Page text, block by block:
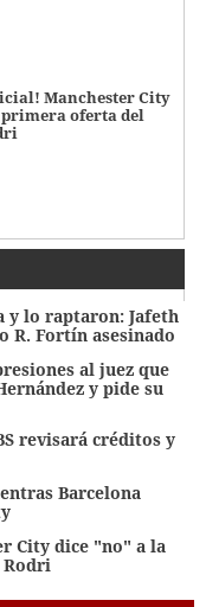
Manchester City
oferta del
y lo raptaron: Jafeth
R. Fortín asesinado
al juez que
y pide su
revisará créditos y
Barcelona
City dice "no" a la
Rodri